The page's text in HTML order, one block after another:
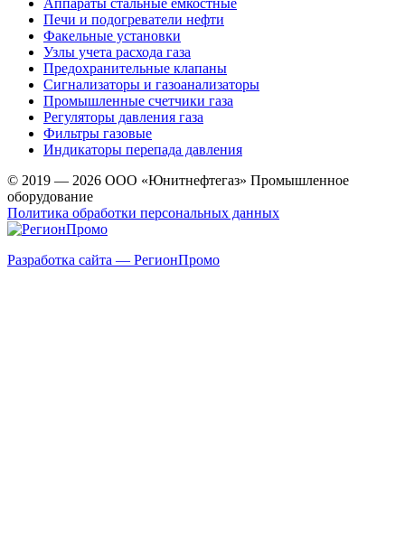
Аппараты стальные емкостные
Печи и подогреватели нефти
Факельные установки
Узлы учета расхода газа
Предохранительные клапаны
Сигнализаторы и газоанализаторы
Промышленные счетчики газа
Регуляторы давления газа
Фильтры газовые
Индикаторы перепада давления
© 2019 — 2026 ООО «Юнитнефтегаз» Промышленное
оборудование
Политика обработки персональных данных
Разработка сайта — РегионПромо